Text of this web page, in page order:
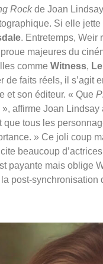
Rockde Joan
Si elle
. Entretemps, Weir
majeures du
comme Witness,
de faits réels, il s’agit
et son éditeur. « Que
», affirme Joan
tous les
» Ce joli coup
beaucoup
payante mais oblige
post-